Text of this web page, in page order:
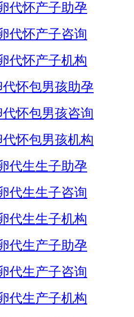
代怀产子助孕
代怀产子咨询
代怀产子机构
怀包男孩助孕
怀包男孩咨询
怀包男孩机构
代生生子助孕
代生生子咨询
代生生子机构
代生产子助孕
代生产子咨询
代生产子机构